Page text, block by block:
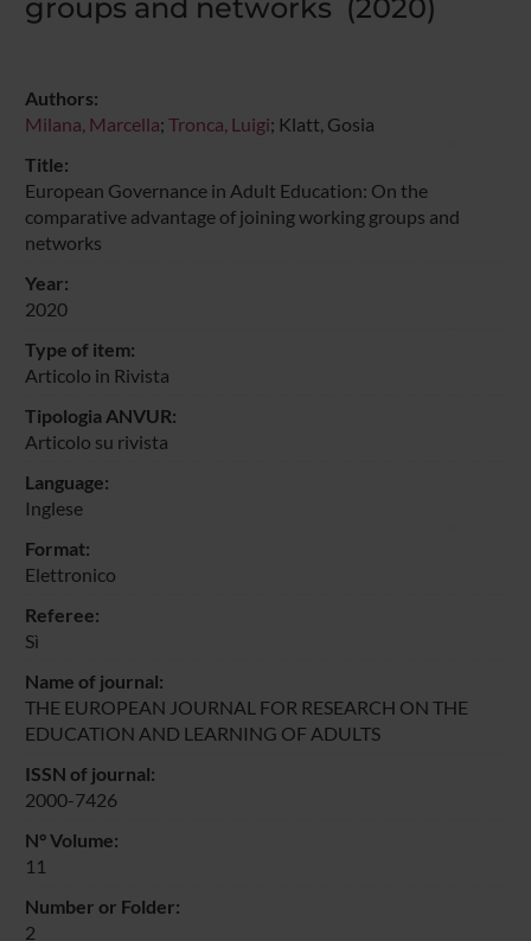
groups and networks (2020)
Authors:
Milana, Marcella; Tronca, Luigi; Klatt, Gosia
Title:
European Governance in Adult Education: On the
comparative advantage of joining working groups and
networks
Year:
2020
Type of item:
Articolo in Rivista
Tipologia ANVUR:
Articolo su rivista
Language:
Inglese
Format:
Elettronico
Referee:
Sì
Name of journal:
THE EUROPEAN JOURNAL FOR RESEARCH ON THE
EDUCATION AND LEARNING OF ADULTS
ISSN of journal:
2000-7426
N° Volume:
11
Number or Folder:
2